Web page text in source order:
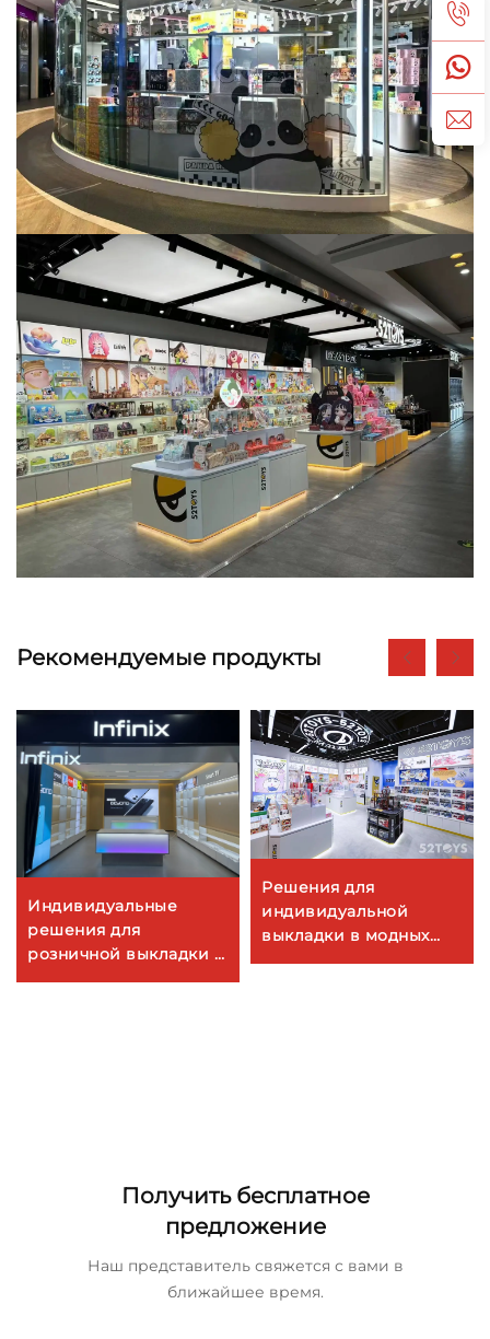
Рекомендуемые продукты
Индивидуальные
решения для
розничной выкладки в
магазинах сети Infinix
Решения для
индивидуальной
выкладки в модных
магазинах игрушек
Получить бесплатное
предложение
Наш представитель свяжется с вами в
ближайшее время.